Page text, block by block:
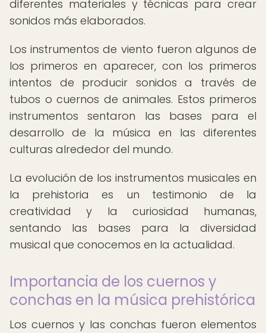
diferentes materiales y técnicas para crear
sonidos más elaborados.
Los instrumentos de viento fueron algunos de
los primeros en aparecer, con los primeros
intentos de producir sonidos a través de
tubos o cuernos de animales. Estos primeros
instrumentos sentaron las bases para el
desarrollo de la música en las diferentes
culturas alrededor del mundo.
La evolución de los instrumentos musicales en
la prehistoria es un testimonio de la
creatividad y la curiosidad humanas,
sentando las bases para la diversidad
musical que conocemos en la actualidad.
Importancia de los cuernos y
conchas en la música prehistórica
Los cuernos y las conchas fueron elementos